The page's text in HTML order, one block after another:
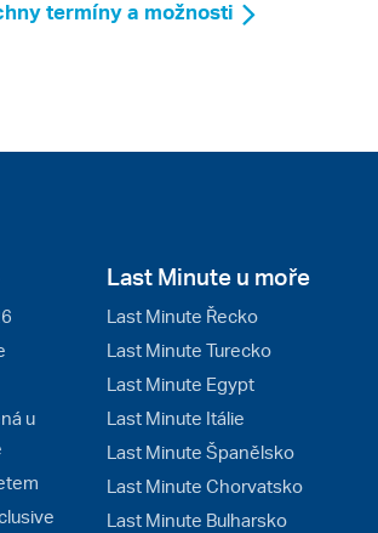
termíny a možnosti
u
Last Minute u moře
Last Minute Řecko
Last Minute Turecko
Last Minute Egypt
Last Minute Itálie
Last Minute Španělsko
Last Minute Chorvatsko
Last Minute Bulharsko